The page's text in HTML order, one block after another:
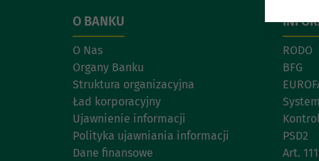
O BANKU
O Nas
Organy Banku
Struktura organizacyjna
Ład korporacyjny
Ujawnienie informacji
Polityka ujawniania informacji
Dane finansowe
RODO
BFG
PSD2
Art.